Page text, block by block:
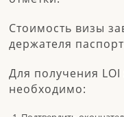
Стоимость визы
держателя
Для получения
необходимо: